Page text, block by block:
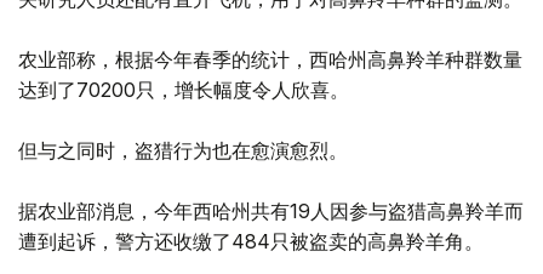
农业部称，根据今年春季的统计，西哈州高鼻羚羊种群数量
达到了70200只，增长幅度令人欣喜。
但与之同时，盗猎行为也在愈演愈烈。
据农业部消息，今年西哈州共有19人因参与盗猎高鼻羚羊而
遭到起诉，警方还收缴了484只被盗卖的高鼻羚羊角。